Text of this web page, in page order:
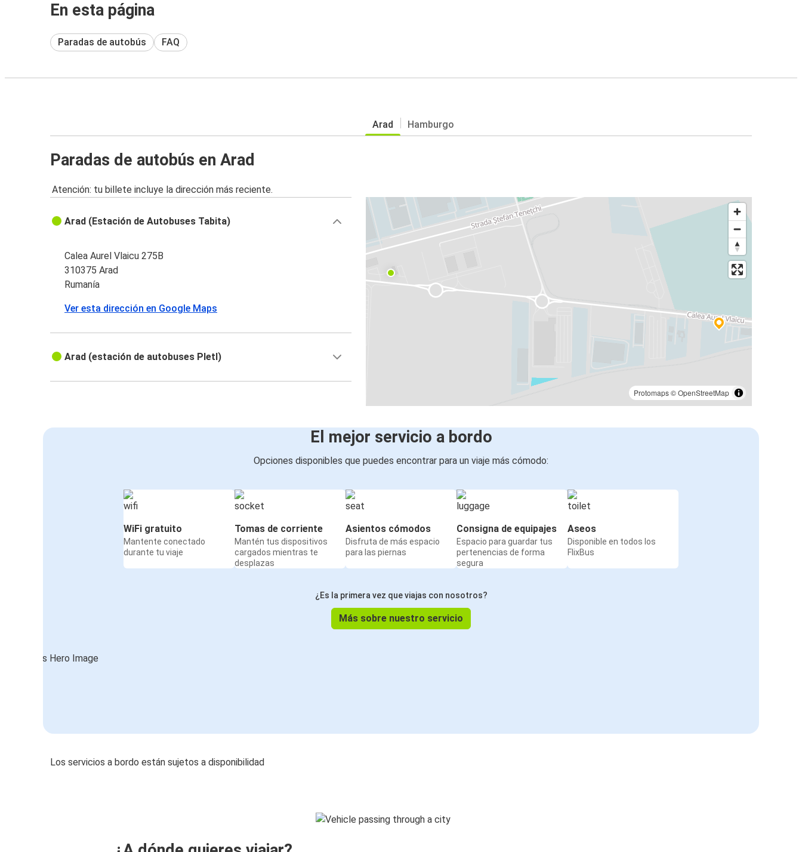
En esta página
Paradas de autobús FAQ
Arad Hamburgo
Paradas de autobús en Arad
Atención: tu billete incluye la dirección más reciente.
Protomaps©OpenStreetMap
Arad (Estación de Autobuses Tabita)
Calea Aurel Vlaicu 275B
310375 Arad
Rumanía
Ver esta dirección en Google Maps
Arad (estación de autobuses Pletl)
El mejor servicio a bordo
Opciones disponibles que puedes encontrar para un viaje más cómodo:
WiFi gratuito
Mantente conectado
durante tu viaje
Tomas de corriente
Mantén tus dispositivos
cargados mientras te
desplazas
Asientos cómodos
Disfruta de más espacio
para las piernas
Consigna de equipajes
Espacio para guardar tus
pertenencias de forma
segura
Aseos
Disponible en todos los
FlixBus
¿Es la primera vez que viajas con nosotros?
Más sobre nuestro servicio
Los servicios a bordo están sujetos a disponibilidad